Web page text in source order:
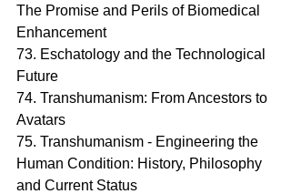
The Promise and Perils of Biomedical
Enhancement
73. Eschatology and the Technological
Future
74. Transhumanism: From Ancestors to
Avatars
75. Transhumanism - Engineering the
Human Condition: History, Philosophy
and Current Status